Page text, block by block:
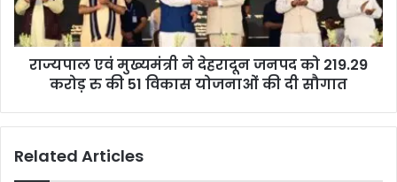
राज्यपाल एवं मुख्यमंत्री ने देहरादून जनपद को 219.29
करोड़ रु की 51 विकास योजनाओं की दी सौगात
Related Articles